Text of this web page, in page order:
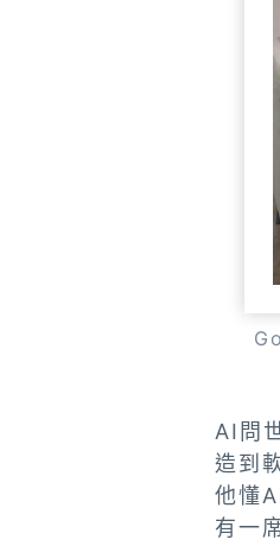
AI問
造到
他懂
有一